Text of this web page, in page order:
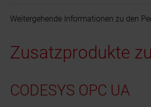
Weitergehende Informationen zu den
Zusatzprodukte
CODESYS OPC UA